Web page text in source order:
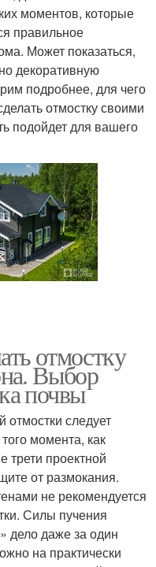
моментов, которые
правильное
Может показаться,
декоративную
подробнее, для чего
отмостку своими
подойдет для вашего
отмостку
Выбор
почвы
следует
момента, как
проектной
от размокания.
не рекомендуется
Силы пучения
дело даже за один
на практически